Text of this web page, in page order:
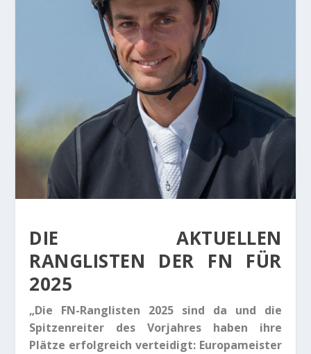
DIE AKTUELLEN
RANGLISTEN DER FN FÜR
2025
„Die FN-Ranglisten 2025 sind da und die
Spitzenreiter des Vorjahres haben ihre
Plätze erfolgreich verteidigt: Europameister